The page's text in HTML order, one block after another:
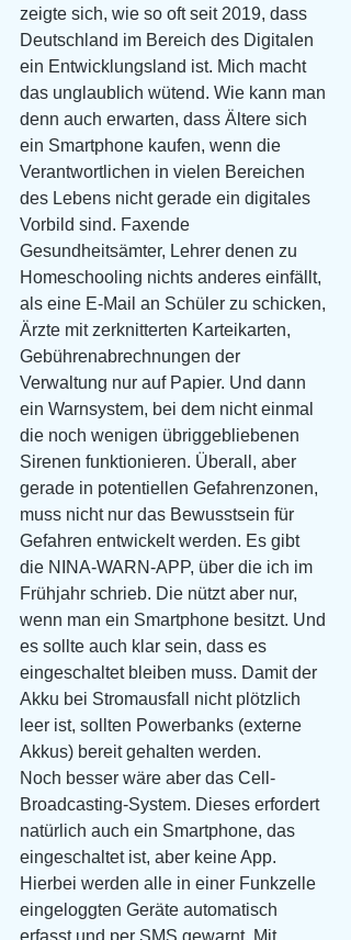
zeigte sich, wie so oft seit 2019, dass
Deutschland im Bereich des Digitalen
ein Entwicklungsland ist. Mich macht
das unglaublich wütend. Wie kann man
denn auch erwarten, dass Ältere sich
ein Smartphone kaufen, wenn die
Verantwortlichen in vielen Bereichen
des Lebens nicht gerade ein digitales
Vorbild sind. Faxende
Gesundheitsämter, Lehrer denen zu
Homeschooling nichts anderes einfällt,
als eine E-Mail an Schüler zu schicken,
Ärzte mit zerknitterten Karteikarten,
Gebührenabrechnungen der
Verwaltung nur auf Papier. Und dann
ein Warnsystem, bei dem nicht einmal
die noch wenigen übriggebliebenen
Sirenen funktionieren. Überall, aber
gerade in potentiellen Gefahrenzonen,
muss nicht nur das Bewusstsein für
Gefahren entwickelt werden. Es gibt
die NINA-WARN-APP, über die ich im
Frühjahr schrieb. Die nützt aber nur,
wenn man ein Smartphone besitzt. Und
es sollte auch klar sein, dass es
eingeschaltet bleiben muss. Damit der
Akku bei Stromausfall nicht plötzlich
leer ist, sollten Powerbanks (externe
Akkus) bereit gehalten werden.
Noch besser wäre aber das Cell-
Broadcasting-System. Dieses erfordert
natürlich auch ein Smartphone, das
eingeschaltet ist, aber keine App.
Hierbei werden alle in einer Funkzelle
eingeloggten Geräte automatisch
erfasst und per SMS gewarnt. Mit